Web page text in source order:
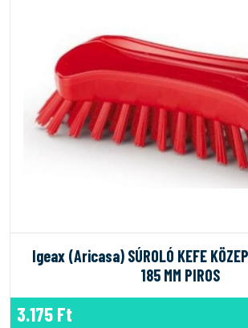
Igeax (Aricasa) SÚROLÓ KEFE
185 MM PIROS
3.175 Ft